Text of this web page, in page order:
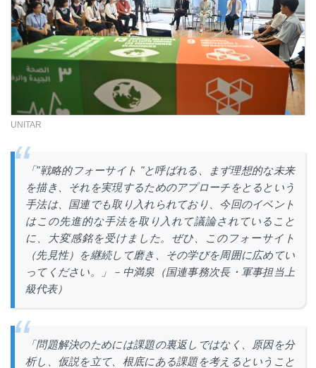
UNITAR
「"戦略的フォーサイト "と呼ばれる、まず理想的な未来
を描き、それを実現するためのアプローチをとるという
手法は、国連でも取り入れられており、今回のイベント
はこの先進的な手法を取り入れて議論されていること
に、大変感銘を受けました。ぜひ、このフォーサイト
（先見性）を継続して磨き、その学びを周囲に広めてい
ってください。」－中満泉（国連事務次長・軍事担当上
級代表）
「問題解決のためには課題の裏返しではなく、原因を分
析し、仮説を立て、根底にある課題を考えるということ